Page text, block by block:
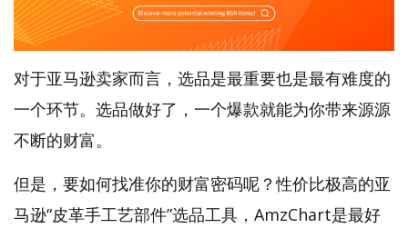
对于亚马逊卖家而言，选品是最重要也是最有难度的
一个环节。选品做好了，一个爆款就能为你带来源源
不断的财富。
但是，要如何找准你的财富密码呢？性价比极高的亚
马逊“皮革手工艺部件”选品工具，AmzChart是最好